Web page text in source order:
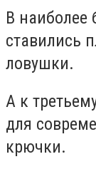
В наиболее
ставились
ловушки.
А к
для
крючки.